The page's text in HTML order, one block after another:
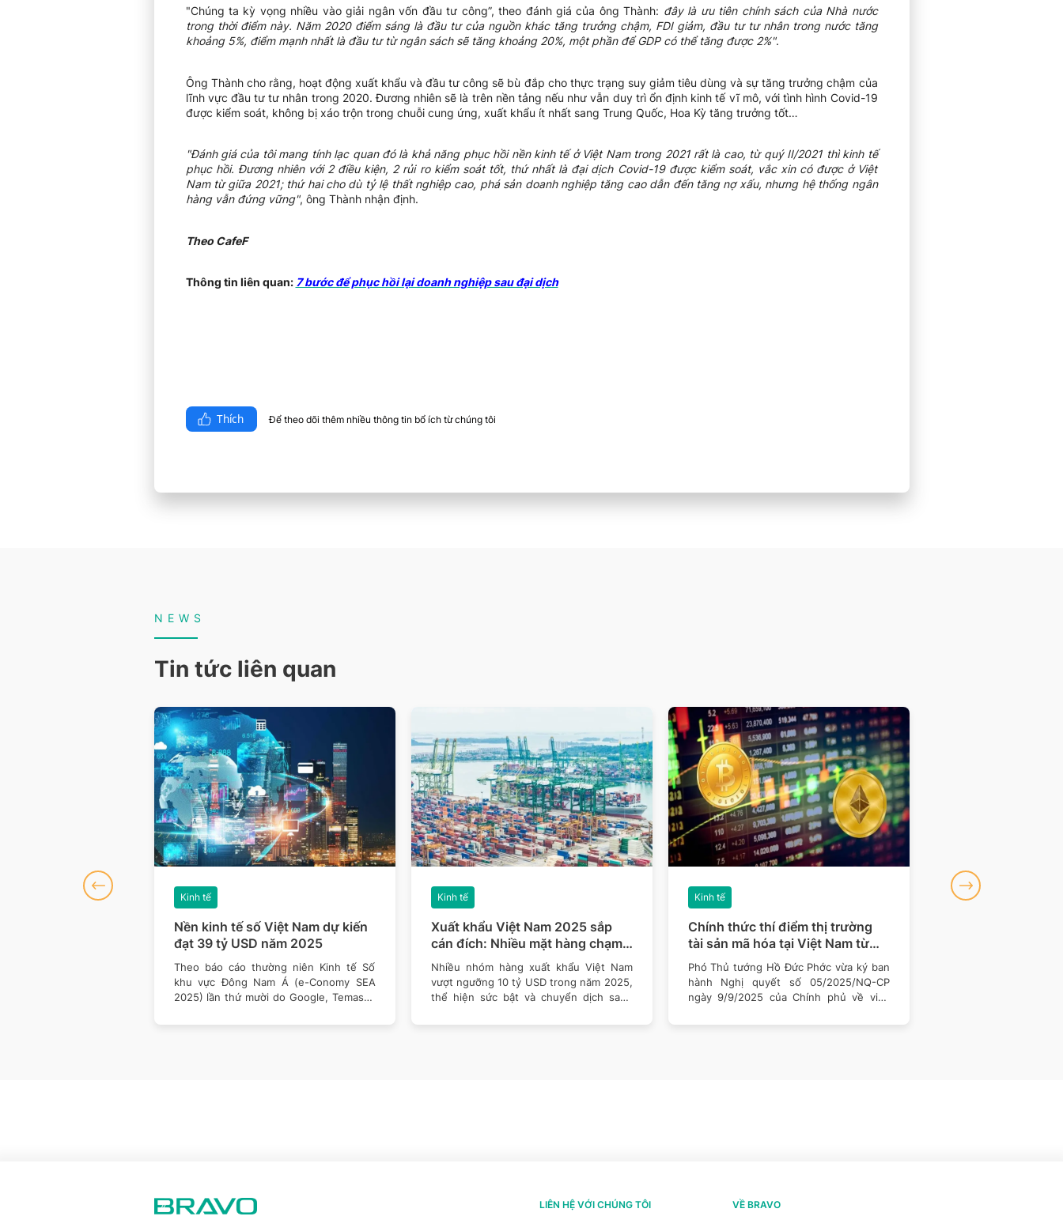
"Chúng ta kỳ vọng nhiều vào giải ngân vốn đầu tư công”, theo đánh giá của ông Thành: đây là ưu tiên chính sách của Nhà nước
trong thời điểm này. Năm 2020 điểm sáng là đầu tư của nguồn khác tăng trưởng chậm, FDI giảm, đầu tư tư nhân trong nước tăng
khoảng 5%, điểm mạnh nhất là đầu tư từ ngân sách sẽ tăng khoảng 20%, một phần để GDP có thể tăng được 2%".
Ông Thành cho rằng, hoạt động xuất khẩu và đầu tư công sẽ bù đắp cho thực trạng suy giảm tiêu dùng và sự tăng trưởng chậm của
lĩnh vực đầu tư tư nhân trong 2020. Đương nhiên sẽ là trên nền tảng nếu như vẫn duy trì ổn định kinh tế vĩ mô, với tình hình Covid-19
được kiểm soát, không bị xáo trộn trong chuỗi cung ứng, xuất khẩu ít nhất sang Trung Quốc, Hoa Kỳ tăng trưởng tốt…
"Đánh giá của tôi mang tính lạc quan đó là khả năng phục hồi nền kinh tế ở Việt Nam trong 2021 rất là cao, từ quý II/2021 thì kinh tế
phục hồi. Đương nhiên với 2 điều kiện, 2 rủi ro kiểm soát tốt, thứ nhất là đại dịch Covid-19 được kiểm soát, vắc xin có được ở Việt
Nam từ giữa 2021; thứ hai cho dù tỷ lệ thất nghiệp cao, phá sản doanh nghiệp tăng cao dẫn đến tăng nợ xấu, nhưng hệ thống ngân
hàng vẫn đứng vững", ông Thành nhận định.
Theo CafeF
Thông tin liên quan: 7 bước để phục hồi lại doanh nghiệp sau đại dịch
Thích Để theo dõi thêm nhiều thông tin bổ ích từ chúng tôi​
NEWS
Tin tức liên quan
Nền kinh tế số Việt Nam dự kiến
đạt 39 tỷ USD năm 2025
Kinh tế
Theo báo cáo thường niên Kinh tế Số
khu vực Đông Nam Á (e-Conomy SEA
2025) lần thứ mười do Google, Temasek
Xuất khẩu Việt Nam 2025 sắp
cán đích: Nhiều mặt hàng chạm
mốc 10 tỷ USD
Kinh tế
Nhiều nhóm hàng xuất khẩu Việt Nam
vượt ngưỡng 10 tỷ USD trong năm 2025,
thể hiện sức bật và chuyển dịch sang
Chính thức thí điểm thị trường
tài sản mã hóa tại Việt Nam từ
9/9/2025
Kinh tế
Phó Thủ tướng Hồ Đức Phớc vừa ký ban
hành Nghị quyết số 05/2025/NQ-CP
ngày 9/9/2025 của Chính phủ về việc
Kinh tế
LIÊN HỆ VỚI CHÚNG TÔI VỀ BRAVO